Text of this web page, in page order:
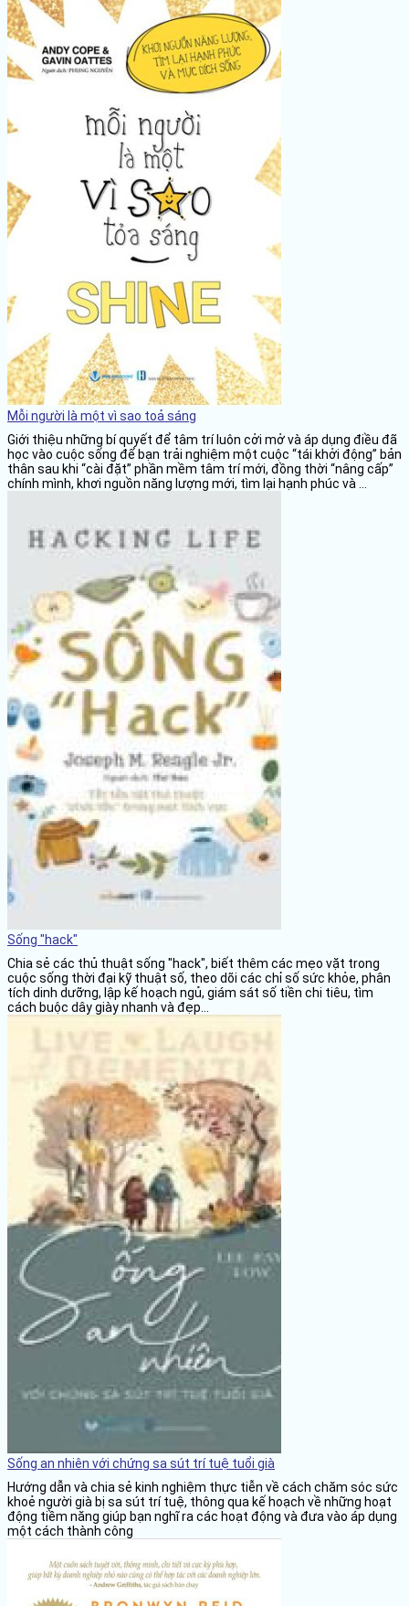
Mỗi người là một vì sao toả sáng
Giới thiệu những bí quyết để tâm trí luôn cởi mở và áp dụng điều đã
học vào cuộc sống để bạn trải nghiệm một cuộc “tái khởi động” bản
thân sau khi “cài đặt” phần mềm tâm trí mới, đồng thời “nâng cấp”
chính mình, khơi nguồn năng lượng mới, tìm lại hạnh phúc và ...
Sống "hack"
Chia sẻ các thủ thuật sống "hack", biết thêm các mẹo vặt trong
cuộc sống thời đại kỹ thuật số, theo dõi các chỉ số sức khỏe, phân
tích dinh dưỡng, lập kế hoạch ngủ, giám sát số tiền chi tiêu, tìm
cách buộc dây giày nhanh và đẹp...
Sống an nhiên với chứng sa sút trí tuệ tuổi già
Hướng dẫn và chia sẻ kinh nghiệm thực tiễn về cách chăm sóc sức
khoẻ người già bị sa sút trí tuệ, thông qua kế hoạch về những hoạt
động tiềm năng giúp bạn nghĩ ra các hoạt động và đưa vào áp dụng
một cách thành công